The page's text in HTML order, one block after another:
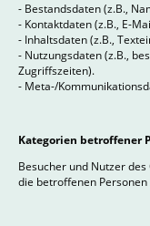
- Bestandsdaten (z.B.,
- Kontaktdaten (z.B., E-
- Inhaltsdaten (z.B.,
- Nutzungsdaten (z.B.,
Zugriffszeiten).
- Meta-/
Kategorien betroffener
Besucher und Nutzer
die betroffenen Personen